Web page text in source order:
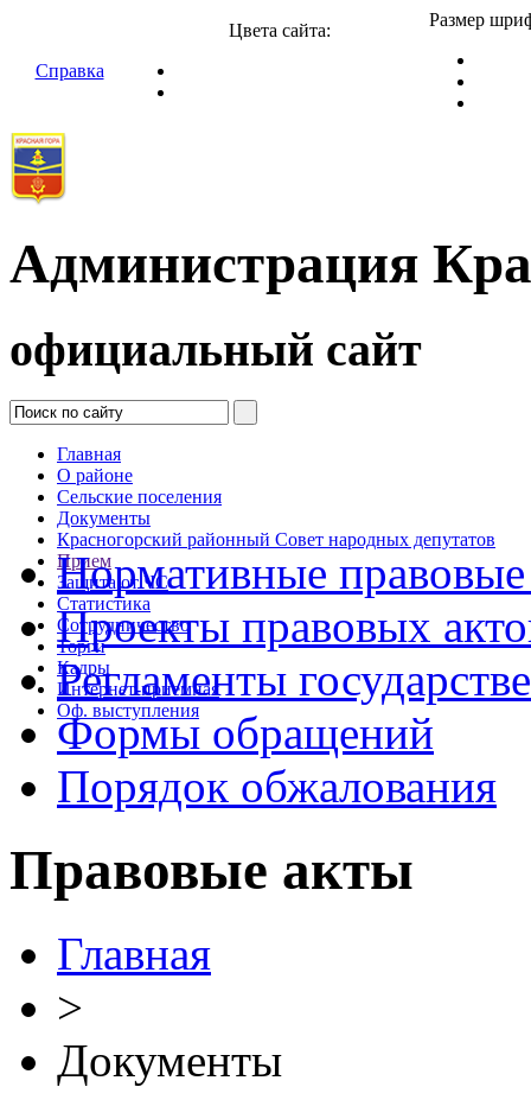
Справка
Цвета сайта:
Размер
Администрация
официальный сайт
Главная
О районе
Сельские поселения
Документы
Красногорский районный Совет народных депутатов
Прием
Защита от ЧС
Статистика
Сотрудничество
Торги
Кадры
Интернет-приемная
Оф. выступления
Нормативные
Проекты правовых
Регламенты
Формы обращений
Порядок обжалования
Правовые акты
Главная
>
Документы